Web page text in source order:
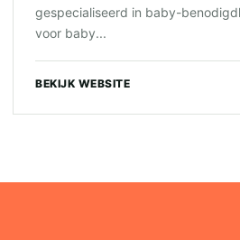
gespecialiseerd in baby-
voor baby...
BEKIJK WEBSITE